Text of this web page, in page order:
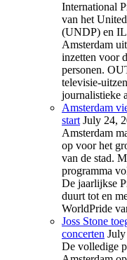
International
van het
(UNDP) en
Amsterdam
inzetten voor
personen.
televisie-
journalistieke
Amsterdam
start July 24,
Amsterdam
op voor het
van de stad.
programma
De jaarlijkse
duurt tot en
WorldPride
Joss Stone
concerten
De volledige